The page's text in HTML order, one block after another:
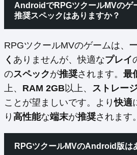
AndroidでRPGツクールMVのゲ
推奨スペックはありますか？
RPGツクールMVのゲームは、
く ありませんが、快適なプレイ
のスペックが推奨されます。 最
上、 RAM 2GB以上、 ストレー
ことが望ましいです。より快適
り 高性能な端末が推奨されます。
RPGツクールMVのAndroid版は